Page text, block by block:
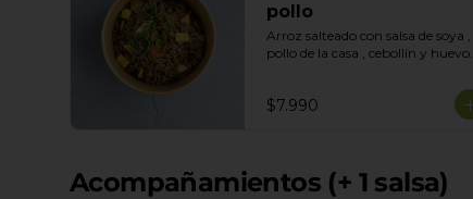
pollo
Arroz salteado con salsa de soya ,
pollo de la casa , cebollín y huevo.
$7.990
Acompañamientos (+ 1 salsa)